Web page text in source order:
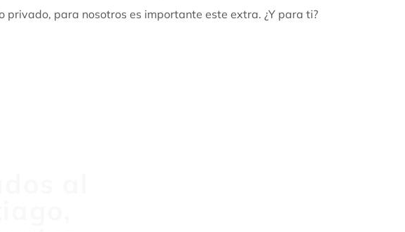
privado, para nosotros es importante este extra. ¿Y para ti?